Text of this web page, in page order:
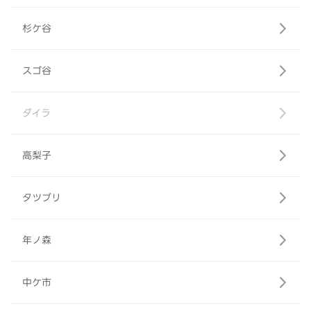
杉ケ谷
スゴ谷
ダイラ
高梨子
タツブリ
年ノ森
中ケ市